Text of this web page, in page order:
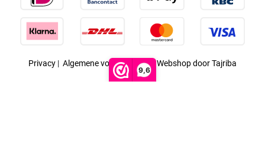
9,6
Privacy | Algemene voorwaarden|Webshop door Tajriba